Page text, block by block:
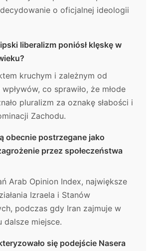
o oficjalnej ideologii
liberalizm poniósł klęskę w
kruchym i zależnym od
co sprawiło, że młode
pluralizm za oznakę słabości i
Zachodu.
obecnie postrzegane jako
przez społeczeństwa
Arab Opinion Index, największe
Izraela i Stanów
podczas gdy Iran zajmuje w
dalsze miejsce.
się podejście Nasera